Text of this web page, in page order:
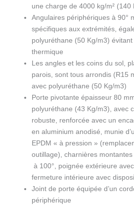
une charge de 4000 kg/m² (140
Angulaires périphériques à 90°
spécifiques aux extrémités,
polyuréthane (50 Kg/m3)
thermique
Les angles et les coins du sol,
parois, sont tous arrondis (R15
avec polyuréthane (50 Kg/m3)
Porte pivotante épaisseur 80
polyuréthane (43 Kg/m3), avec
robuste, renforcée avec un
en aluminium anodisé, munie
EPDM « à pression »
outillage), charnières
à 100°, poignée extérieure
fermeture intérieure avec
Joint de porte équipée d’un
périphérique